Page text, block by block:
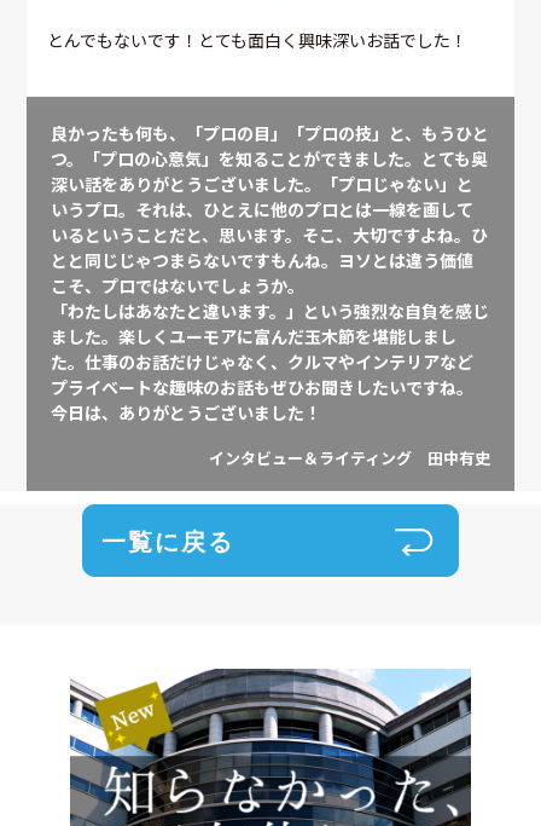
とんでもないです！とても面白く興味深いお話でした！
良かったも何も、「プロの目」「プロの技」と、もうひと
つ。「プロの心意気」を知ることができました。とても奥
深い話をありがとうございました。「プロじゃない」と
いうプロ。それは、ひとえに他のプロとは一線を画して
いるということだと、思います。そこ、大切ですよね。ひ
とと同じじゃつまらないですもんね。ヨソとは違う価値
こそ、プロではないでしょうか。
「わたしはあなたと違います。」という強烈な自負を感じ
ました。楽しくユーモアに富んだ玉木節を堪能しまし
た。仕事のお話だけじゃなく、クルマやインテリアなど
プライベートな趣味のお話もぜひお聞きしたいですね。
今日は、ありがとうございました！
インタビュー＆ライティング 田中有史
一覧に戻る